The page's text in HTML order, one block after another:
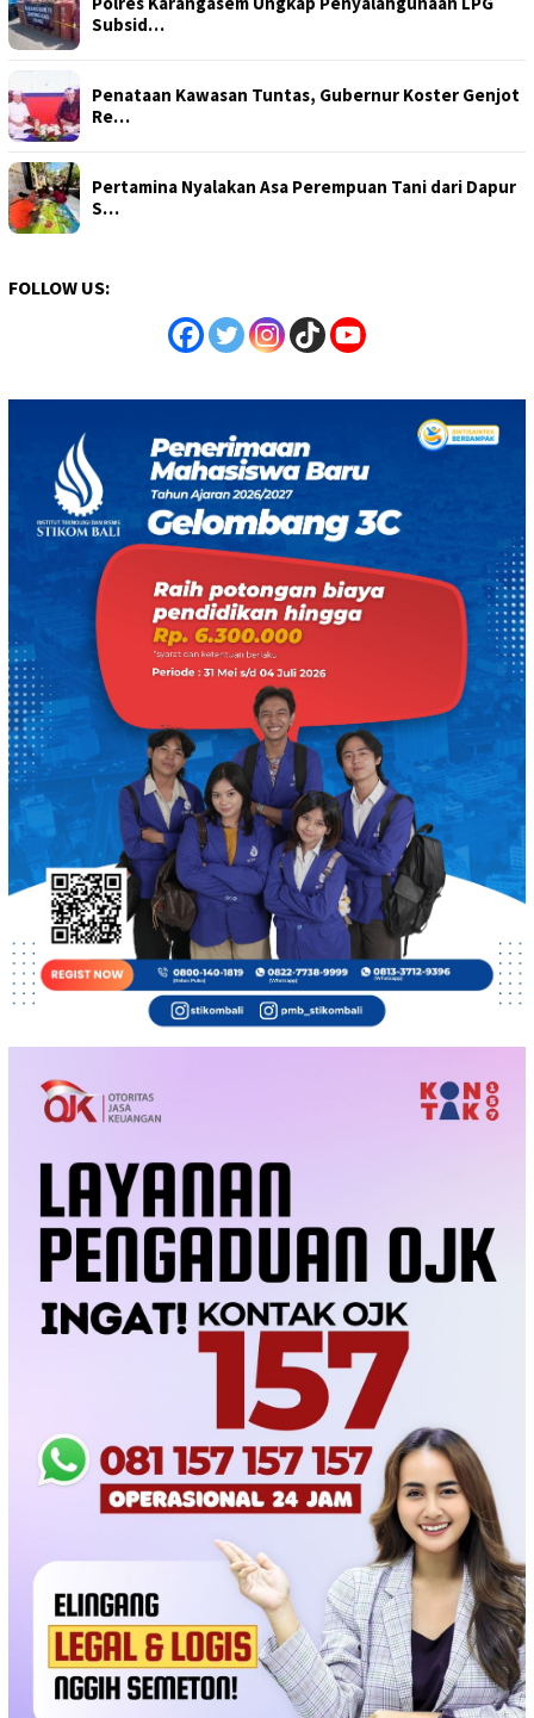
Subsid…
Penataan Kawasan Tuntas, Gubernur Koster Genjot
Re…
Pertamina Nyalakan Asa Perempuan Tani dari Dapur
S…
FOLLOW US: